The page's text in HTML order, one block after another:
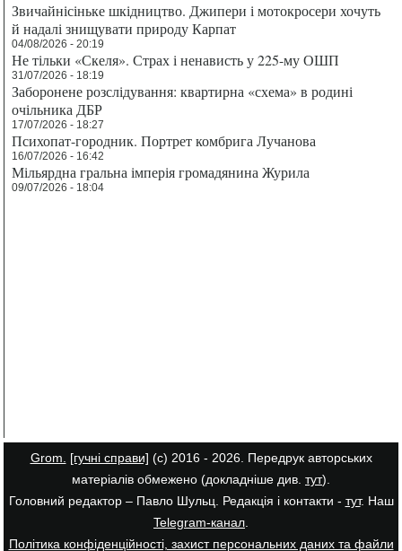
Звичайнісіньке шкідництво. Джипери і мотокросери хочуть
й надалі знищувати природу Карпат
04/08/2026 - 20:19
Не тільки «Скеля». Страх і ненависть у 225-му ОШП
31/07/2026 - 18:19
Заборонене розслідування: квартирна «схема» в родині
очільника ДБР
17/07/2026 - 18:27
Психопат-городник. Портрет комбрига Лучанова
16/07/2026 - 16:42
Мільярдна гральна імперія громадянина Журила
09/07/2026 - 18:04
Grom. [гучні справи] (с) 2016 - 2026. Передрук авторських
матеріалів обмежено (докладніше див. тут).
Головний редактор – Павло Шульц. Редакція і контакти - тут. Наш
Telegram-канал
Політика конфіденційності, захист персональних даних та файли